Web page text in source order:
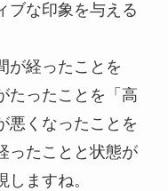
ブな印象を与える
が経ったことを
たったことを「高
悪くなったことを
ったことと状態が
ますね。